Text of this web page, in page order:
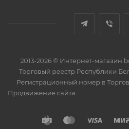
2013-2026 © Интернет-магазин
Торговый реестр Республики
Регистрационный номер в
Продвижение сайта